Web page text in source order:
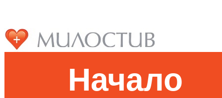
Начало